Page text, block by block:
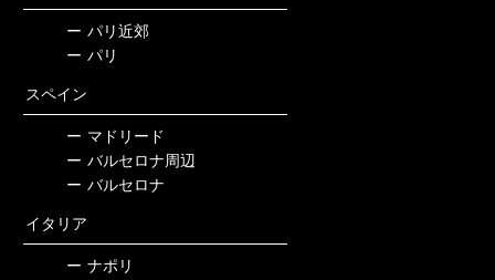
ー パリ近郊
ー パリ
スペイン
ー マドリード
ー バルセロナ周辺
ー バルセロナ
イタリア
ー ナポリ